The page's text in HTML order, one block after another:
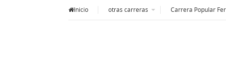
Inicio otras carreras Carrera Popular